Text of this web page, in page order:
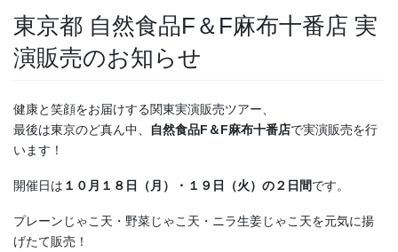
東京都 自然食品F＆F麻布十番店 実
演販売のお知らせ
健康と笑顔をお届けする関東実演販売ツアー、
最後は東京のど真ん中、
自然食品F＆F麻布十番店で実演販売を行
います！
開催日は １０月１８日（月）・１９日（火）の２日間です。
プレーンじゃこ天・野菜じゃこ天・ニラ生姜じゃこ天を元気に揚
げたて販売！